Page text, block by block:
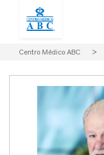
Centro Médico ABC >